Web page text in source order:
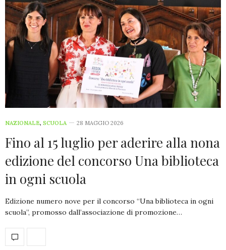
NAZIONALE, SCUOLA 28 MAGGIO 2026
Fino al 15 luglio per aderire alla nona
edizione del concorso Una biblioteca
in ogni scuola
Edizione numero nove per il concorso “Una biblioteca in ogni
scuola”, promosso dall’associazione di promozione…